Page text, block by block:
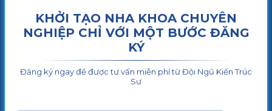
KHỞI TẠO NHA KHOA CHUYÊN
NGHIỆP CHỈ VỚI MỘT BƯỚC ĐĂNG
KÝ
Đăng ký ngay để được tư vấn miễn phí từ Đội Ngũ Kiến Trúc
Sư